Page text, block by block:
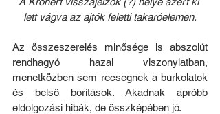
lett vágva az ajtók feletti takaróelemen.
Az összeszerelés minősége is abszolút
rendhagyó hazai viszonylatban,
menetközben sem recsegnek a burkolatok
és belső borítások. Akadnak apróbb
eldolgozási hibák, de összképében jó.